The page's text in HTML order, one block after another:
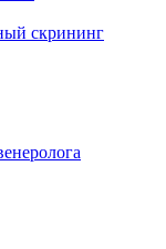
скрининг